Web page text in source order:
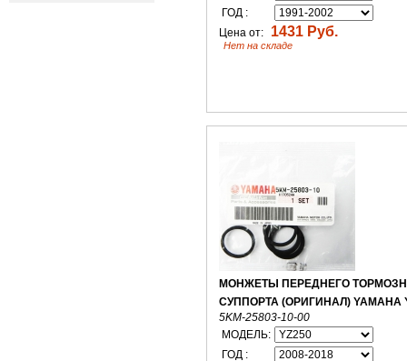
ГОД :
Цена от:
1431 Руб.
Нет на складе
МОНЖЕТЫ ПЕРЕДНЕГО
СУППОРТА (ОРИГИНАЛ) YAMAHA
5KM-25803-10-00
МОДЕЛЬ:
ГОД :